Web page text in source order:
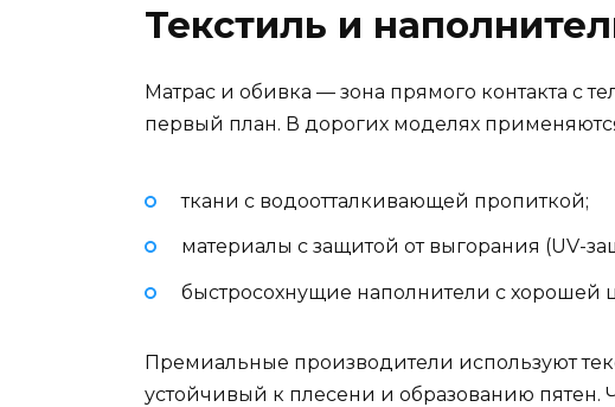
Текстиль и
Матрас и обивка — зона прямого контакта с
первый план. В дорогих моделях
ткани с водоотталкивающей пропиткой;
материалы с защитой от выгорания (UV-
быстросохнущие наполнители с хорошей
Премиальные производители используют
устойчивый к плесени и образованию пятен.